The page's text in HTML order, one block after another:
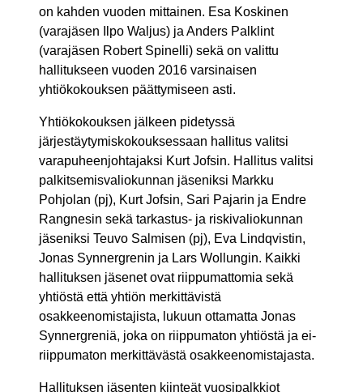
on kahden vuoden mittainen. Esa Koskinen
(varajäsen Ilpo Waljus) ja Anders Palklint
(varajäsen Robert Spinelli) sekä on valittu
hallitukseen vuoden 2016 varsinaisen
yhtiökokouksen päättymiseen asti.
Yhtiökokouksen jälkeen pidetyssä
järjestäytymiskokouksessaan hallitus valitsi
varapuheenjohtajaksi Kurt Jofsin. Hallitus valitsi
palkitsemisvaliokunnan jäseniksi Markku
Pohjolan (pj), Kurt Jofsin, Sari Pajarin ja Endre
Rangnesin sekä tarkastus- ja riskivaliokunnan
jäseniksi Teuvo Salmisen (pj), Eva Lindqvistin,
Jonas Synnergrenin ja Lars Wollungin. Kaikki
hallituksen jäsenet ovat riippumattomia sekä
yhtiöstä että yhtiön merkittävistä
osakkeenomistajista, lukuun ottamatta Jonas
Synnergreniä, joka on riippumaton yhtiöstä ja ei-
riippumaton merkittävästä osakkeenomistajasta.
Hallituksen jäsenten kiinteät vuosipalkkiot